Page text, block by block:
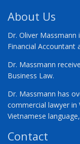
About Us
Dr. Oliver
Financial Accountant
Dr. Massmann
Business Law.
Dr. Massmann has
commercial lawyer in
Vietnamese
Contact